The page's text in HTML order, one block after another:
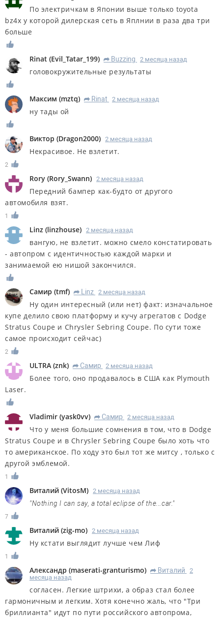
По электричкам в Японии выше только toyota
bz4x у которой дилерская сеть в Яплнии в раза два три
больше
Rinat (Evil_Tatar_199) R Buzzing 2 месяца назад
головокружительные результаты
Максим (mztq) R Rinat 2 месяца назад
ну тады ой
Виктор (Dragon2000) 2 месяца назад
Некрасивое. Не взлетит.
2
Rory (Rory_Swann) 2 месяца назад
Передний бампер как-будто от другого
автомобиля взят.
1
Linz (linzhouse) 2 месяца назад
вангую, не взлетит. можно смело констатировать
- автопром с идентичностью каждой марки и
занимаемой ею нишой закончился.
Самир (tmf) R Linz 2 месяца назад
Ну один интересный (или нет) факт: изначальное
купе делило свою платформу и кучу агрегатов с Dodge
Stratus Coupe и Chrysler Sebring Coupe. По сути тоже
самое происходит сейчас)
2
ULTRA (znk) R Самир 2 месяца назад
Более того, оно продавалось в США как Plymouth
Laser.
Vladimir (yask0vv) R Самир 2 месяца назад
Что у меня большие сомнения в том, что в Dodge
Stratus Coupe и в Chrysler Sebring Coupe было хоть что
то американское. По ходу это был тот же митсу , только с
другой эмблемой.
1
Виталий (VitosM) 2 месяца назад
"Nothing I can say, a total eclipse of the...car."
7
Виталий (zig-mo) 2 месяца назад
Ну кстати выглядит лучше чем Лиф
1
Александр (maserati-granturismo) R Виталий
2
месяца назад
согласен. Легкие штрихи, а образ стал более
гармоничным и легким. Хотя конечно жаль, что "Три
бриллианта" идут по пути российского автопрома,